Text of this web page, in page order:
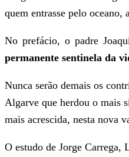
quem entrasse pelo oceano,
No prefácio, o padre
permanente sentinela da
Nunca serão demais os
Algarve que herdou o mais
mais acrescida, nesta nova
O estudo de Jorge Carrega,